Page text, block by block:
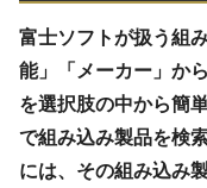
富士ソフトが扱う組
能」「メーカー」か
を選択肢の中から簡
で組み込み製品を検
には、その組み込み